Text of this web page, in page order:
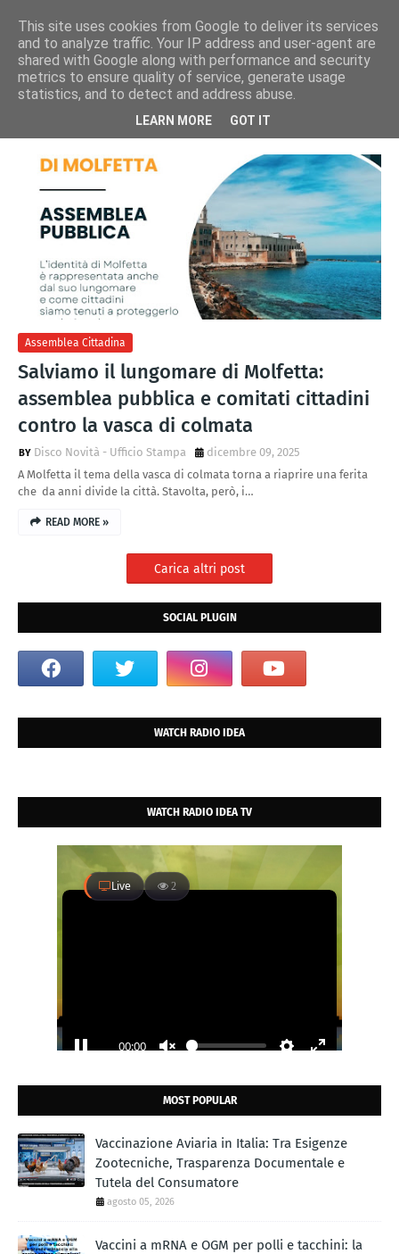
Visualizzazione dei post con l'etichetta
Assemblea Cittadina
Salviamo il lungomare di Molfetta:
assemblea pubblica e comitati cittadini
contro la vasca di colmata
Disco Novità - Ufficio Stampa
dicembre 09, 2025
A Molfetta il tema della vasca di colmata torna a riaprire una ferita
che da anni divide la città. Stavolta, però, i…
READ MORE »
Carica altri post
SOCIAL PLUGIN
WATCH RADIO IDEA
WATCH RADIO IDEA TV
MOST POPULAR
Vaccinazione Aviaria in Italia: Tra Esigenze
Zootecniche, Trasparenza Documentale e
Tutela del Consumatore
agosto 05, 2026
Vaccini a mRNA e OGM per polli e tacchini: la
This site uses cookies from Google to deliver its services
and to analyze traffic. Your IP address and user-agent are
shared with Google along with performance and security
metrics to ensure quality of service, generate usage
statistics, and to detect and address abuse.
LEARN MORE GOT IT